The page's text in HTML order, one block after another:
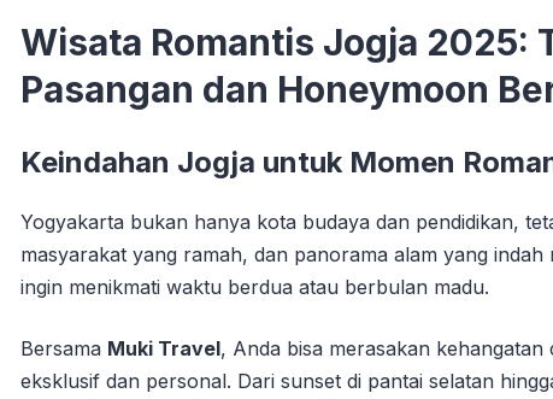
Wisata Romantis Jogja 2025:
Pasangan dan Honeymoon
Keindahan Jogja untuk Momen
Yogyakarta bukan hanya kota budaya dan pendidikan,
masyarakat yang ramah, dan panorama alam yang indah
ingin menikmati waktu berdua atau berbulan madu.
Bersama Muki Travel, Anda bisa merasakan
eksklusif dan personal. Dari sunset di pantai selatan